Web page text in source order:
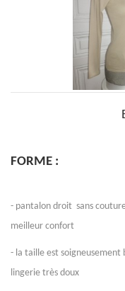
Tee-Shirt
FORME :
- pantalon droit sans
meilleur confort
- la taille est soigneusement
lingerie très doux